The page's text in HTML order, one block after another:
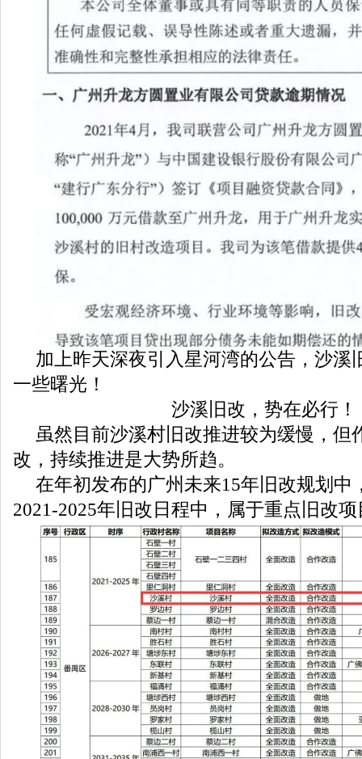
加上昨天深夜引入星河湾的公告，沙溪
一些曙光！
沙溪旧改，势在必行！
虽然目前沙溪村旧改推进较为缓慢，但
改，持续推进是大势所趋。
在年初发布的广州未来15年旧改规划中
2021-2025年旧改日程中，属于重点旧改项